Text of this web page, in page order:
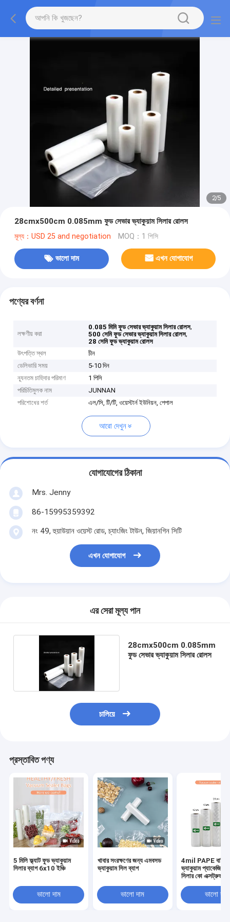
2/5
28cmx500cm 0.085mm ফুড সেভার ভ্যাকুয়াম সিলার রোলস
মূল্য：USD 25 and negotiation MOQ：1 পিসি
ভালো দাম এখন যোগাযোগ
পণ্যের বর্ণনা
লক্ষণীয় করা
0.085 মিমি ফুড সেভার ভ্যাকুয়াম সিলার রোলস,
500 সেমি ফুড সেভার ভ্যাকুয়াম সিলার রোলস,
28 সেমি ফুড ভ্যাকুয়াম রোলস
উৎপত্তি স্থল
চীন
ডেলিভারি সময়
5-10 দিন
ন্যূনতম চাহিদার পরিমাণ
1 পিসি
পরিচিতিমুলক নাম
JUNNAN
পরিশোধের শর্ত
এল/সি, টি/টি, ওয়েস্টার্ন ইউনিয়ন, পেপাল
আরো দেখুন
যোগাযোগের ঠিকানা
Mrs. Jenny
86-15995359392
নং 49, হুয়াউয়ান ওয়েস্ট রোড, চ্যাংজিং টাউন, জিয়ানগিন সিটি
এখন যোগাযোগ
এর সেরা মূল্য পান
28cmx500cm 0.085mm
ফুড সেভার ভ্যাকুয়াম সিলার রোলস
চালিয়ে
প্রস্তাবিত পণ্য
5 মিলি ফ্ল্যাট ফুড ভ্যাকুয়াম
সিলার ব্যাগ 6x10 ইঞ্চি
ভালো দাম
খাবার সংরক্ষণের জন্য এমবসড
ভ্যাকুয়াম সিল ব্যাগ
ভালো দাম
4mil PAPE
ভ্যাকুয়াম প্যাকেজিং
সিলার কো এক্সট্রুড
ভালো দাম